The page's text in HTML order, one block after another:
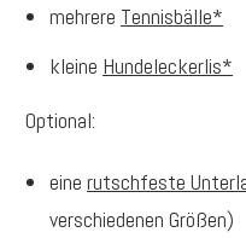
mehrere Tennisbälle*
kleine Hundeleckerlis*
Optional:
eine rutschfeste
verschiedenen Größen)